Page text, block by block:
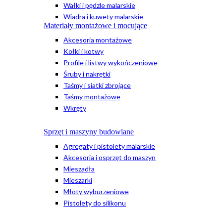
Wałki i pędzle malarskie
Wiadra i kuwety malarskie
Materiały montażowe i mocujące
Akcesoria montażowe
Kołki i kotwy
Profile i listwy wykończeniowe
Śruby i nakrętki
Taśmy i siatki zbrojące
Taśmy montażowe
Wkręty
Sprzęt i maszyny budowlane
Agregaty i pistolety malarskie
Akcesoria i osprzęt do maszyn
Mieszadła
Mieszarki
Młoty wyburzeniowe
Pistolety do silikonu